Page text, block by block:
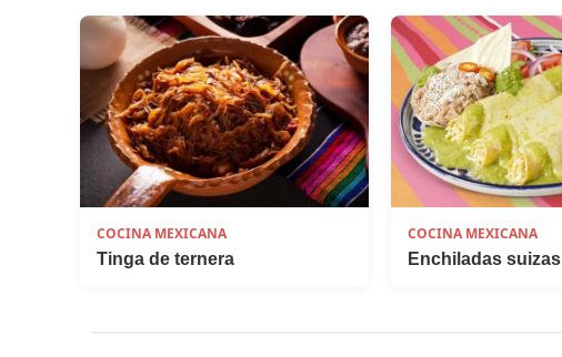
COCINA MEXICANA
Tinga de ternera
COCINA MEXICANA
Enchiladas suizas